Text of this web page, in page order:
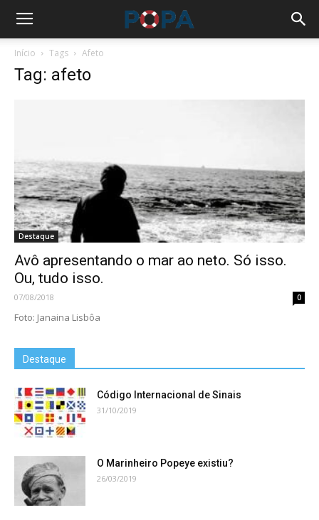
Início Tags Afeto
Tag: afeto
Destaque
Avô apresentando o mar ao neto. Só isso.
Ou, tudo isso.
07/08/2018 0
Foto: Janaina Lisbôa
Destaque
Código Internacional de Sinais
31/10/2019
O Marinheiro Popeye existiu?
26/03/2019